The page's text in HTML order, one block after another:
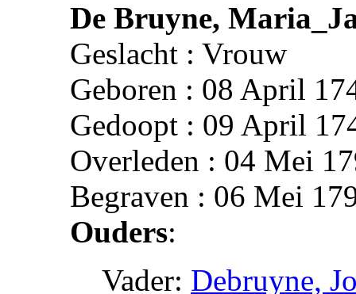
De Bruyne,
Geslacht : Vrouw
Geboren : 08 April
Gedoopt : 09 April
Overleden : 04 Mei
Begraven : 06 Mei
Ouders:
Vader: Debruyne,